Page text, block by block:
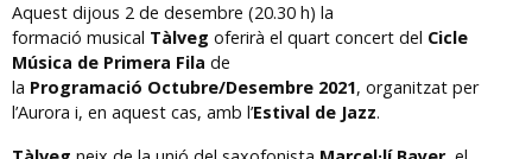
Aquest dijous 2 de desembre (20.30 h) la
formació musical Tàlveg oferirà el quart concert del Cicle
Música de Primera Fila de
la Programació Octubre/Desembre 2021, organitzat per
l’Aurora i, en aquest cas, amb l’Estival de Jazz.